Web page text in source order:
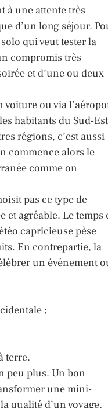
à une attente très
d’un long séjour.
qui veut tester la
compromis très
et d’une ou deux
voiture ou via
habitants du Sud-
régions, c’est aussi
commence alors le
comme on
pas ce type de
agréable. Le temps
capricieuse pèse
En contrepartie, la
un événement
;
terre.
peu plus. Un bon
une mini-
qualité d’un voyage,